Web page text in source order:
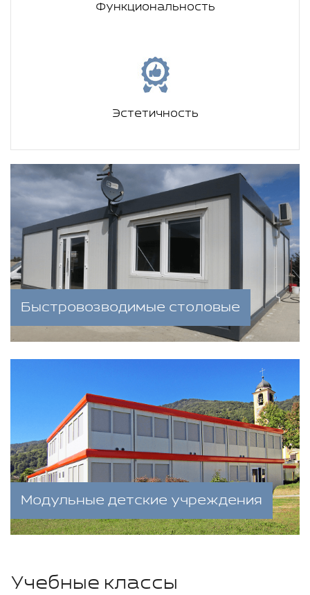
Функциональность
Эстетичность
Быстровозводимые столовые
Модульные детские учреждения
Учебные классы